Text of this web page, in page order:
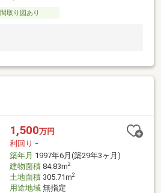
間取り図あり
1,500万円
利回り -
築年月 1997年6月(築29年3ヶ月)
建物面積84.83m2
土地面積305.71m2
用途地域無指定